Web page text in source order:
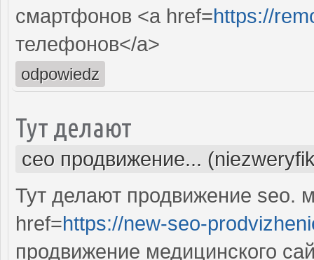
смартфонов <a href=https://
телефонов</a>
odpowiedz
Тут делают
сео продвижение...
Тут делают продвижение seo.
href=https://new-seo-
продвижение медицинского